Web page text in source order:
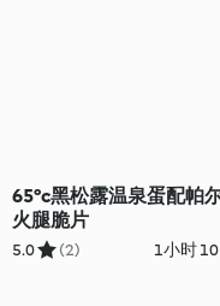
65°c黑松露温泉蛋配帕
火腿脆片
5.0 (2) 1小时